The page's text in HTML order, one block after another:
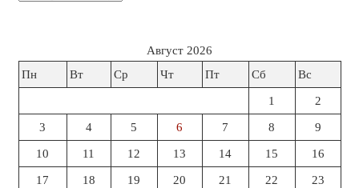
Август 2026
Пн
Вт Ср Чт Пт Сб Вс
1 2
3 4 5 6 7 8 9
10 11 12 13 14 15 16
17 18 19 20 21 22 23